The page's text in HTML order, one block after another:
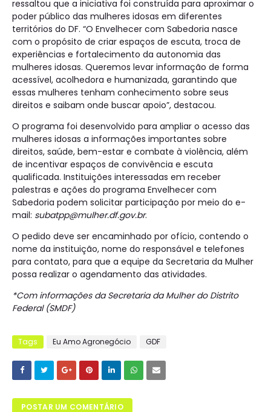
ressaltou que a iniciativa foi construída para aproximar o
poder público das mulheres idosas em diferentes
territórios do DF. “O Envelhecer com Sabedoria nasce
com o propósito de criar espaços de escuta, troca de
experiências e fortalecimento da autonomia das
mulheres idosas. Queremos levar informação de forma
acessível, acolhedora e humanizada, garantindo que
essas mulheres tenham conhecimento sobre seus
direitos e saibam onde buscar apoio”, destacou.
O programa foi desenvolvido para ampliar o acesso das
mulheres idosas a informações importantes sobre
direitos, saúde, bem-estar e combate à violência, além
de incentivar espaços de convivência e escuta
qualificada. Instituições interessadas em receber
palestras e ações do programa Envelhecer com
Sabedoria podem solicitar participação por meio do e-
mail: subatpp@mulher.df.gov.br.
O pedido deve ser encaminhado por ofício, contendo o
nome da instituição, nome do responsável e telefones
para contato, para que a equipe da Secretaria da Mulher
possa realizar o agendamento das atividades.
*Com informações da Secretaria da Mulher do Distrito
Federal (SMDF)
Tags Eu Amo Agronegócio GDF
POSTAR UM COMENTÁRIO